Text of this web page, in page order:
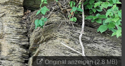
Original anzeigen (2,8 MB)